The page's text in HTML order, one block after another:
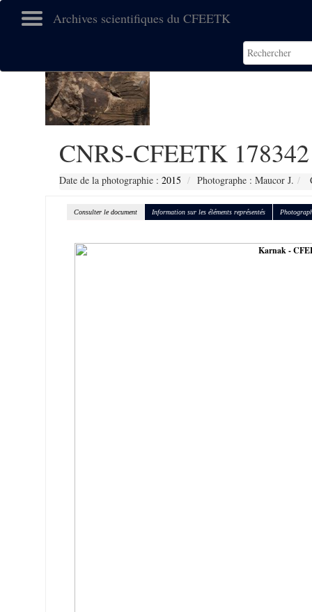
Archives scientifiques du CFEETK
CNRS-CFEETK 178342
Date de la photographie : 2015 Photographe : Maucor J.
Consulter le document Information sur les éléments représentés